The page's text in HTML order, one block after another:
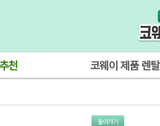
천 코웨이 제품 렌탈
돌아가기